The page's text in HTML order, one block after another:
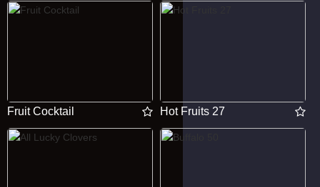
Fruit Cocktail Hot Fruits 27